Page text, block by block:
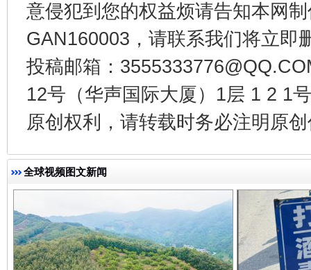
意侵犯到您的权益烦请告知本网
GAN160003，请联系我们将立即
投稿邮箱：
12号（华声国际大厦）1层 1 2 1
原创权利，请转载时务必注明原
全球视频图文新闻
一批国家标准开始实施 从